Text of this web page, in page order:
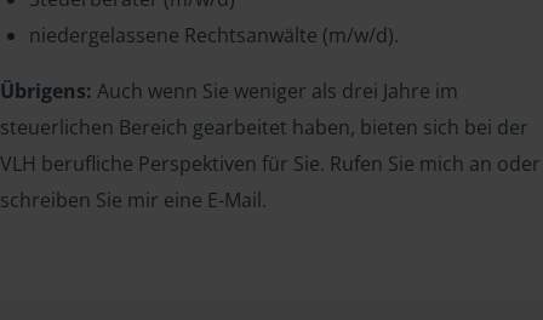
niedergelassene Rechtsanwälte (m/w/d).
Übrigens: Auch wenn Sie weniger als drei Jahre im
steuerlichen Bereich gearbeitet haben, bieten sich bei der
VLH berufliche Perspektiven für Sie. Rufen Sie mich an oder
schreiben Sie mir eine E-Mail.